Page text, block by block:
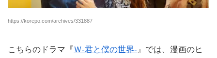
https://korepo.com/archives/331887
こちらのドラマ『Ｗ-君と僕の世界-』では、漫画のヒ